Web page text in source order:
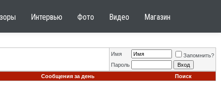
Интервью Фото Видео Магазин
Имя
Запомнить?
Пароль
Сообщения за день Поиск